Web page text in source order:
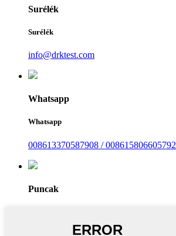
Surélék
Surélék
info@drktest.com
Whatsapp
Whatsapp
008613370587908 / 008615806605792
Puncak